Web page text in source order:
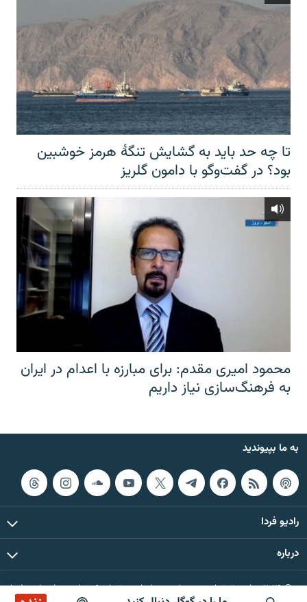
تا چه حد باید به گشایش تنگهٔ هرمز خوشبین
بود؟ در گفت‌وگو با دامون گلریز
محمود امیری مقدم: برای مبارزه با اعدام در ایران
به فرهنگ‌سازی نیاز داریم
به ما بپیوندید
رادیو فردا
درباره
© ۲۰۲۶ تمام حقوق این وب‌سایت، بر اساس مقررات کپی‌رایت، برای رادیو فردا